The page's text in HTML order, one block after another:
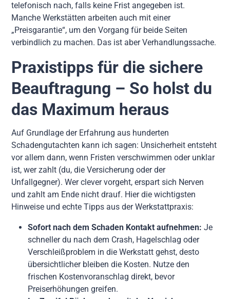
telefonisch nach, falls keine Frist angegeben ist.
Manche Werkstätten arbeiten auch mit einer
„Preisgarantie“, um den Vorgang für beide Seiten
verbindlich zu machen. Das ist aber Verhandlungssache.
Praxistipps für die sichere
Beauftragung – So holst du
das Maximum heraus
Auf Grundlage der Erfahrung aus hunderten
Schadengutachten kann ich sagen: Unsicherheit entsteht
vor allem dann, wenn Fristen verschwimmen oder unklar
ist, wer zahlt (du, die Versicherung oder der
Unfallgegner). Wer clever vorgeht, erspart sich Nerven
und zahlt am Ende nicht drauf. Hier die wichtigsten
Hinweise und echte Tipps aus der Werkstattpraxis:
Sofort nach dem Schaden Kontakt aufnehmen: Je
schneller du nach dem Crash, Hagelschlag oder
Verschleißproblem in die Werkstatt gehst, desto
übersichtlicher bleiben die Kosten. Nutze den
frischen Kostenvoranschlag direkt, bevor
Preiserhöhungen greifen.